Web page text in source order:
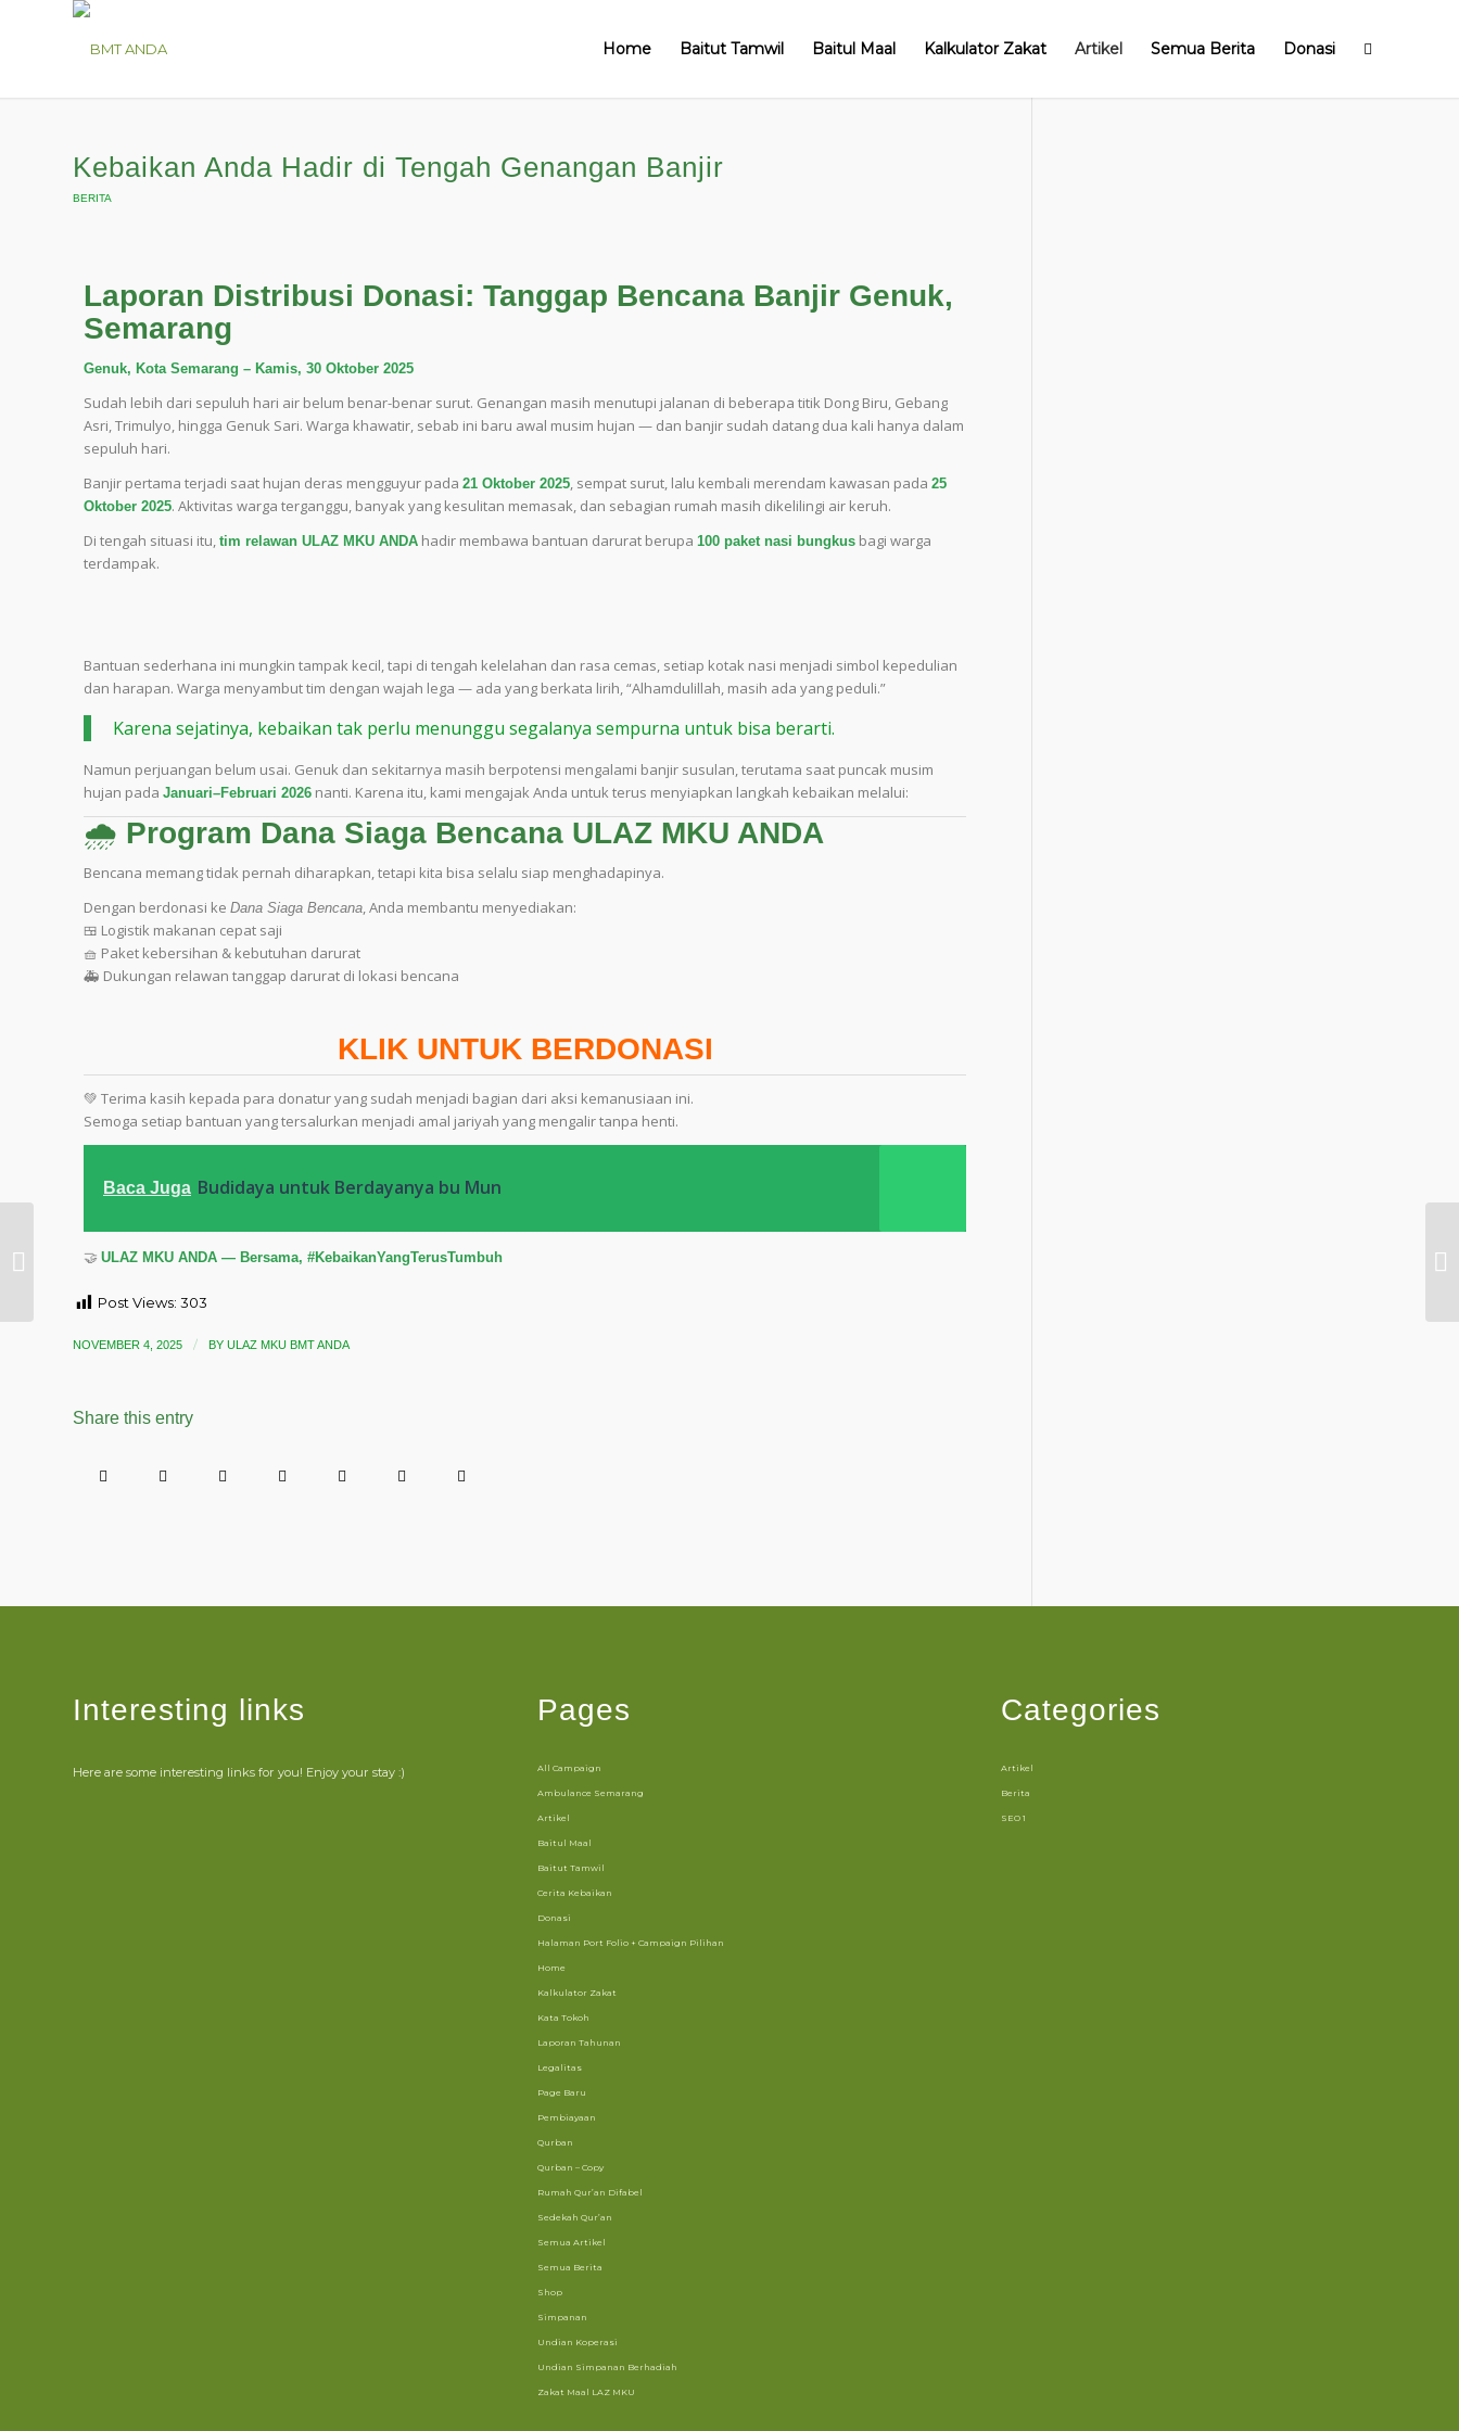
Home Baitut Tamwil Baitul Maal Kalkulator Zakat Artikel Semua Berita Donasi
Kebaikan Anda Hadir di Tengah Genangan Banjir
BERITA
Laporan Distribusi Donasi: Tanggap Bencana Banjir Genuk,
Semarang
Genuk, Kota Semarang – Kamis, 30 Oktober 2025
Sudah lebih dari sepuluh hari air belum benar-benar surut. Genangan masih menutupi jalanan di beberapa titik Dong Biru, Gebang
Asri, Trimulyo, hingga Genuk Sari. Warga khawatir, sebab ini baru awal musim hujan — dan banjir sudah datang dua kali hanya dalam
sepuluh hari.
Banjir pertama terjadi saat hujan deras mengguyur pada 21 Oktober 2025, sempat surut, lalu kembali merendam kawasan pada 25
Oktober 2025. Aktivitas warga terganggu, banyak yang kesulitan memasak, dan sebagian rumah masih dikelilingi air keruh.
Di tengah situasi itu, tim relawan ULAZ MKU ANDA hadir membawa bantuan darurat berupa 100 paket nasi bungkus bagi warga
terdampak.
Bantuan sederhana ini mungkin tampak kecil, tapi di tengah kelelahan dan rasa cemas, setiap kotak nasi menjadi simbol kepedulian
dan harapan. Warga menyambut tim dengan wajah lega — ada yang berkata lirih, “Alhamdulillah, masih ada yang peduli.”
Karena sejatinya, kebaikan tak perlu menunggu segalanya sempurna untuk bisa berarti.
Namun perjuangan belum usai. Genuk dan sekitarnya masih berpotensi mengalami banjir susulan, terutama saat puncak musim
hujan pada Januari–Februari 2026 nanti. Karena itu, kami mengajak Anda untuk terus menyiapkan langkah kebaikan melalui:
🌧️ Program Dana Siaga Bencana ULAZ MKU ANDA
Bencana memang tidak pernah diharapkan, tetapi kita bisa selalu siap menghadapinya.
Dengan berdonasi ke Dana Siaga Bencana, Anda membantu menyediakan:
🍱 Logistik makanan cepat saji
🧺 Paket kebersihan & kebutuhan darurat
🚑 Dukungan relawan tanggap darurat di lokasi bencana
KLIK UNTUK BERDONASI
💚 Terima kasih kepada para donatur yang sudah menjadi bagian dari aksi kemanusiaan ini.
Semoga setiap bantuan yang tersalurkan menjadi amal jariyah yang mengalir tanpa henti.
Baca Juga Budidaya untuk Berdayanya bu Mun
🤝 ULAZ MKU ANDA — Bersama, #KebaikanYangTerusTumbuh
Post Views: 303
NOVEMBER 4, 2025 / BY ULAZ MKU BMT ANDA
Share this entry
Interesting links
Here are some interesting links for you! Enjoy your stay :)
Pages
All Campaign
Ambulance Semarang
Artikel
Baitul Maal
Baitut Tamwil
Cerita Kebaikan
Donasi
Halaman Port Folio + Campaign Pilihan
Home
Kalkulator Zakat
Kata Tokoh
Laporan Tahunan
Legalitas
Page Baru
Pembiayaan
Qurban
Qurban – Copy
Rumah Qur’an Difabel
Sedekah Qur’an
Semua Artikel
Semua Berita
Shop
Simpanan
Undian Koperasi
Undian Simpanan Berhadiah
Zakat Maal LAZ MKU
Categories
Artikel
Berita
SEO 1
Lari untuk Sehat,